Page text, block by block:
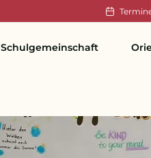
Schulgemeinschaft